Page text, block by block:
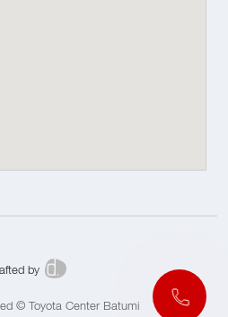
© Toyota Center Batumi
by